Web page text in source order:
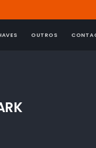
OUTROS